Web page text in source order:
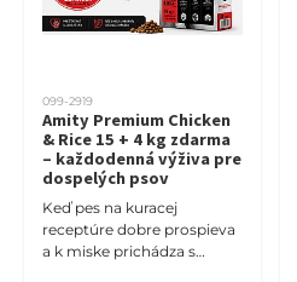
099-2919
Amity Premium Chicken
& Rice 15 + 4 kg zdarma
– každodenná výživa pre
dospelých psov
Keď pes na kuracej
receptúre dobre prospieva
a k miske prichádza s